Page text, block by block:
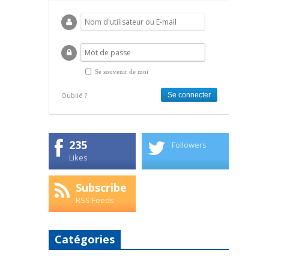
Se souvenir de moi
Oublié ?
235
Likes
Followers
Subscribe
RSS Feeds
Catégories